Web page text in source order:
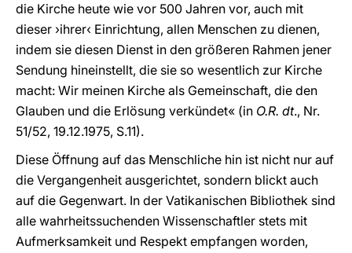
die Kirche heute wie vor 500 Jahren vor, auch mit
dieser ›ihrer‹ Einrichtung, allen Menschen zu dienen,
indem sie diesen Dienst in den größeren Rahmen jener
Sendung hineinstellt, die sie so wesentlich zur Kirche
macht: Wir meinen Kirche als Gemeinschaft, die den
Glauben und die Erlösung verkündet« (in O.R. dt., Nr.
51/52, 19.12.1975, S.11).
Diese Öffnung auf das Menschliche hin ist nicht nur auf
die Vergangenheit ausgerichtet, sondern blickt auch
auf die Gegenwart. In der Vatikanischen Bibliothek sind
alle wahrheitssuchenden Wissenschaftler stets mit
Aufmerksamkeit und Respekt empfangen worden,